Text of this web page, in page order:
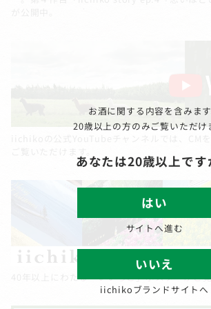
40年以上にわたる「いいちこ」ポスターがご
お酒に関する内容を含みます
20歳以上の方のみご覧いただけ
あなたは20歳以上です
はい
サイトへ進む
いいえ
iichikoブランドサイトへ